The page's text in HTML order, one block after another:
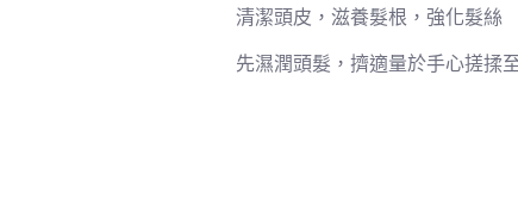
清潔頭皮，滋養髮根，強化髮絲
先濕潤頭髮，擠適量於手心搓揉